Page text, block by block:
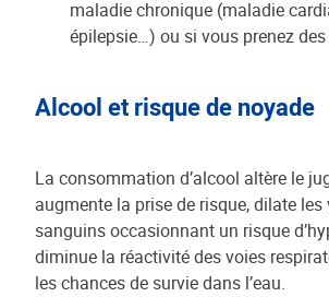
maladie chronique (maladie
épilepsie…) ou si vous prenez
Alcool et risque de noyade
La consommation d’alcool altère le
augmente la prise de risque, dilate
sanguins occasionnant un risque
diminue la réactivité des voies
les chances de survie dans l’eau.